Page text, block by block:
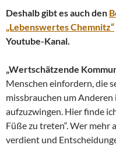
Deshalb gibt es auch den
„Lebenswertes Chemnitz“
Youtube-Kanal.
„Wertschätzende
Menschen einfordern, die
missbrauchen um
aufzuzwingen. Hier finde
Füße zu treten“. Wer
verdient und